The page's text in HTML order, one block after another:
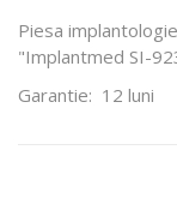
Piesa
"Implantmed SI-
Garantie: 12 luni